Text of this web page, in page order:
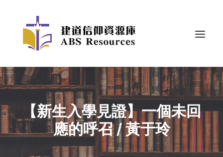
【新生入學見證】一個未回
應的呼召 / 黃于玲